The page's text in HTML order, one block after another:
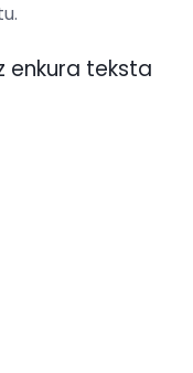
enkura teksta